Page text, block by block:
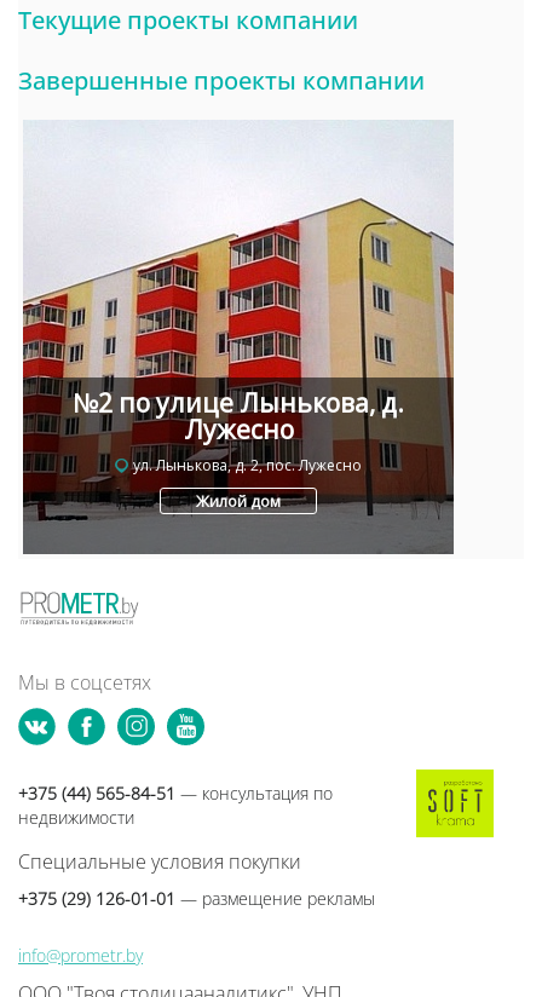
Текущие проекты компании
Завершенные проекты компании
№2 по улице Лынькова, д.
Лужесно
ул. Лынькова, д. 2, пос. Лужесно
Жилой дом
Мы в соцсетях
+375 (44) 565-84-51 — консультация по
недвижимости
Специальные условия покупки
+375 (29) 126-01-01 — размещение рекламы
info@prometr.by